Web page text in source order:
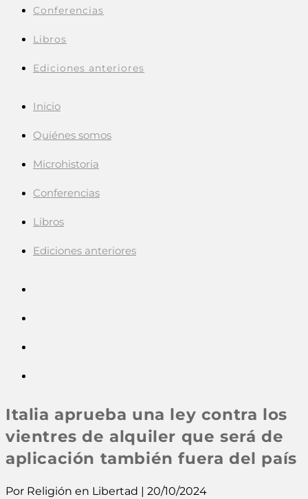
Conferencias
Libros
Ediciones anteriores
Inicio
Quiénes somos
Microhistoria
Conferencias
Libros
Ediciones anteriores
Italia aprueba una ley contra los
vientres de alquiler que será de
aplicación también fuera del país
Por Religión en Libertad | 20/10/2024